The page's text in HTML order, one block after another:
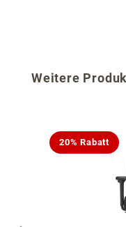
Produktgalerie
Weitere
20% Rabatt